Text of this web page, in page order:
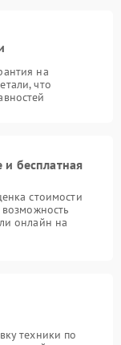
на
что
бесплатная
стоимости
онлайн на
техники по